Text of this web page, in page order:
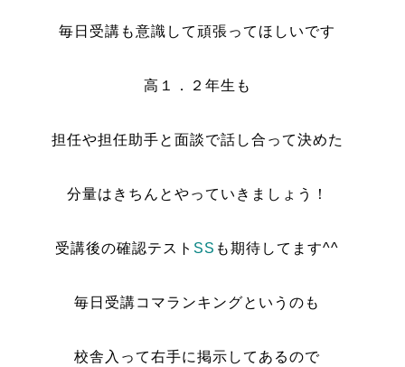
毎日受講も意識して頑張ってほしいです
高１．２年生も
担任や担任助手と面談で話し合って決めた
分量はきちんとやっていきましょう！
受講後の確認テスト SS も期待してます^^
毎日受講コマランキングというのも
校舎入って右手に掲示してあるので